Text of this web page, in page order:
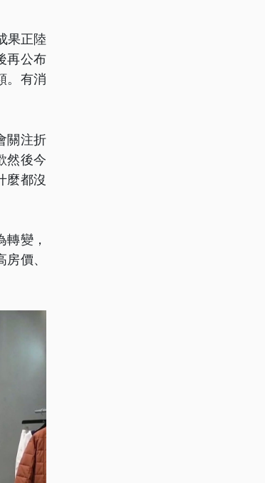
果正陸
再公布
。有消
關注折
然後今
麼都沒
變，
價、